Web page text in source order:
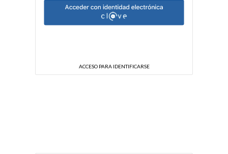
ACCESO PARA IDENTIFICARSE